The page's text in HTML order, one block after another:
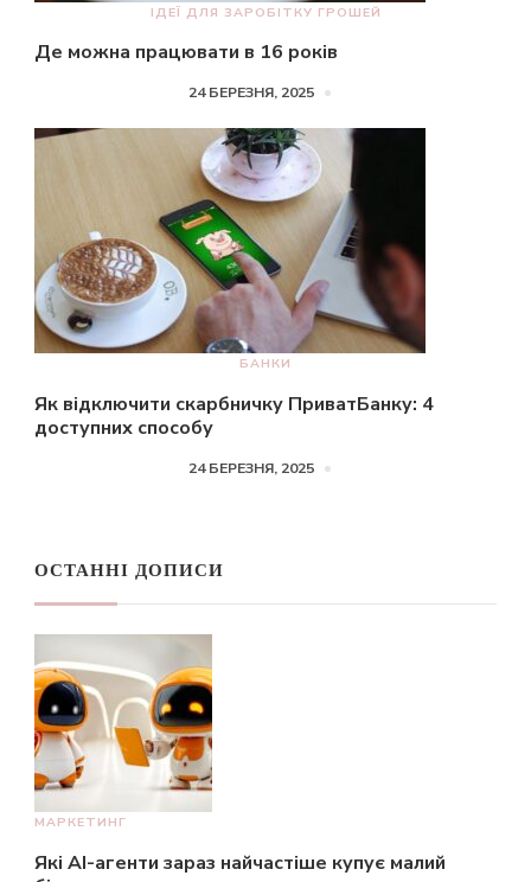
ІДЕЇ ДЛЯ ЗАРОБІТКУ ГРОШЕЙ
Де можна працювати в 16 років
24 БЕРЕЗНЯ, 2025
БАНКИ
Як відключити скарбничку ПриватБанку: 4
доступних способу
24 БЕРЕЗНЯ, 2025
ОСТАННІ ДОПИСИ
МАРКЕТИНГ
Які AI-агенти зараз найчастіше купує малий